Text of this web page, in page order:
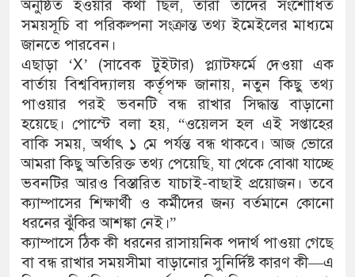
অনুষ্ঠিত হওয়ার কথা ছিল, তারা তাদের সংশোধিত
সময়সূচি বা পরিকল্পনা সংক্রান্ত তথ্য ইমেইলের মাধ্যমে
জানতে পারবেন।
এছাড়া ‘X’ (সাবেক টুইটার) প্ল্যাটফর্মে দেওয়া এক
বার্তায় বিশ্ববিদ্যালয় কর্তৃপক্ষ জানায়, নতুন কিছু তথ্য
পাওয়ার পরই ভবনটি বন্ধ রাখার সিদ্ধান্ত বাড়ানো
হয়েছে। পোস্টে বলা হয়, “ওয়েলস হল এই সপ্তাহের
বাকি সময়, অর্থাৎ ১ মে পর্যন্ত বন্ধ থাকবে। আজ ভোরে
আমরা কিছু অতিরিক্ত তথ্য পেয়েছি, যা থেকে বোঝা যাচ্ছে
ভবনটির আরও বিস্তারিত যাচাই-বাছাই প্রয়োজন। তবে
ক্যাম্পাসের শিক্ষার্থী ও কর্মীদের জন্য বর্তমানে কোনো
ধরনের ঝুঁকির আশঙ্কা নেই।”
ক্যাম্পাসে ঠিক কী ধরনের রাসায়নিক পদার্থ পাওয়া গেছে
বা বন্ধ রাখার সময়সীমা বাড়ানোর সুনির্দিষ্ট কারণ কী—এ